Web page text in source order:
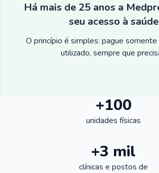
Há mais de 25 anos a
seu acesso à saúde
O princípio é simples: pague
utilizado, sempre que
+100
unidades físicas
+3 mil
clínicas e postos de